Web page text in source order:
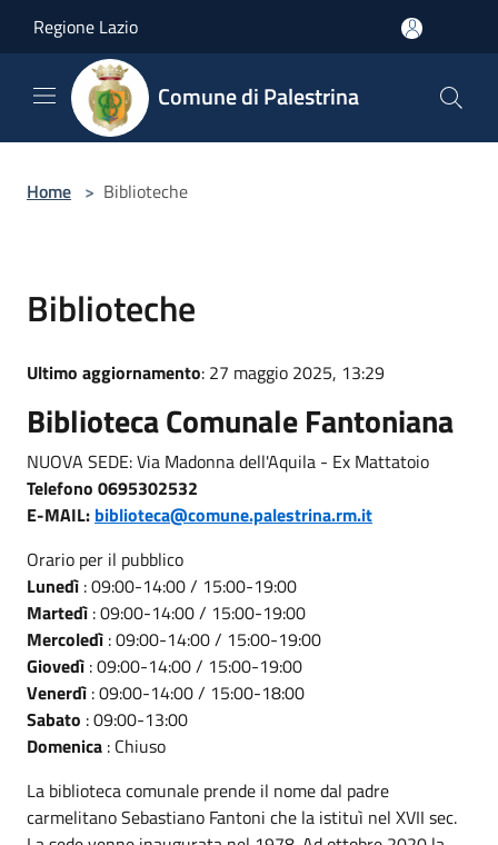
Regione Lazio
Comune di Palestrina
Home > Biblioteche
Biblioteche
Ultimo aggiornamento: 27 maggio 2025, 13:29
Biblioteca Comunale Fantoniana
NUOVA SEDE: Via Madonna dell'Aquila - Ex Mattatoio
Telefono 0695302532
E-MAIL: biblioteca@comune.palestrina.rm.it
Orario per il pubblico
Lunedì : 09:00-14:00 / 15:00-19:00
Martedì : 09:00-14:00 / 15:00-19:00
Mercoledì : 09:00-14:00 / 15:00-19:00
Giovedì : 09:00-14:00 / 15:00-19:00
Venerdì : 09:00-14:00 / 15:00-18:00
Sabato : 09:00-13:00
Domenica : Chiuso
La biblioteca comunale prende il nome dal padre
carmelitano Sebastiano Fantoni che la istituì nel XVII sec.